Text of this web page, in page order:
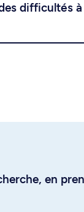
difficultés
en